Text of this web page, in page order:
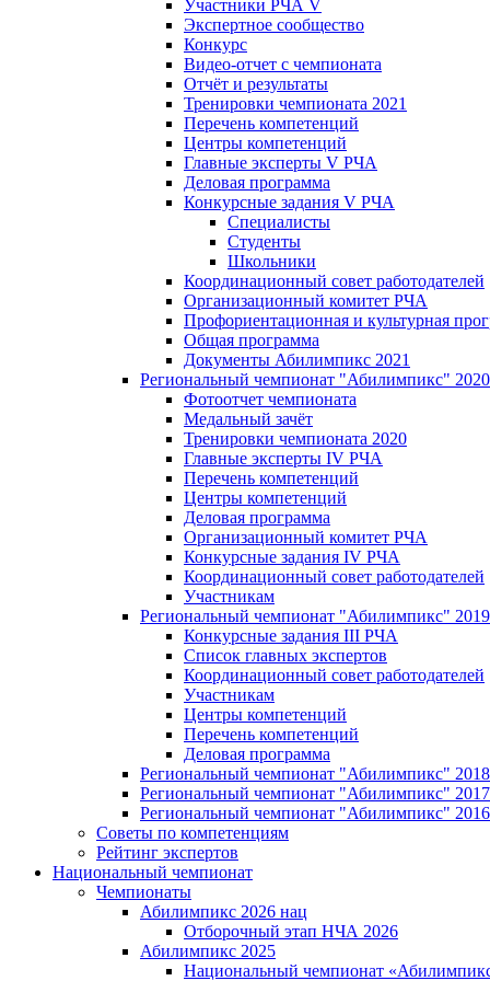
Участники РЧА V
Экспертное сообщество
Конкурс
Видео-отчет с чемпионата
Отчёт и результаты
Тренировки чемпионата 2021
Перечень компетенций
Центры компетенций
Главные эксперты V РЧА
Деловая программа
Конкурсные задания V РЧА
Специалисты
Студенты
Школьники
Координационный совет работодателей
Организационный комитет РЧА
Профориентационная и культурная
Общая программа
Документы Абилимпикс 2021
Региональный чемпионат "Абилимпикс"
Фотоотчет чемпионата
Медальный зачёт
Тренировки чемпионата 2020
Главные эксперты IV РЧА
Перечень компетенций
Центры компетенций
Деловая программа
Организационный комитет РЧА
Конкурсные задания IV РЧА
Координационный совет работодателей
Участникам
Региональный чемпионат "Абилимпикс"
Конкурсные задания III РЧА
Список главных экспертов
Координационный совет работодателей
Участникам
Центры компетенций
Перечень компетенций
Деловая программа
Региональный чемпионат "Абилимпикс"
Региональный чемпионат "Абилимпикс"
Региональный чемпионат "Абилимпикс"
Советы по компетенциям
Рейтинг экспертов
Национальный чемпионат
Чемпионаты
Абилимпикс 2026 нац
Отборочный этап НЧА 2026
Абилимпикс 2025
Национальный чемпионат